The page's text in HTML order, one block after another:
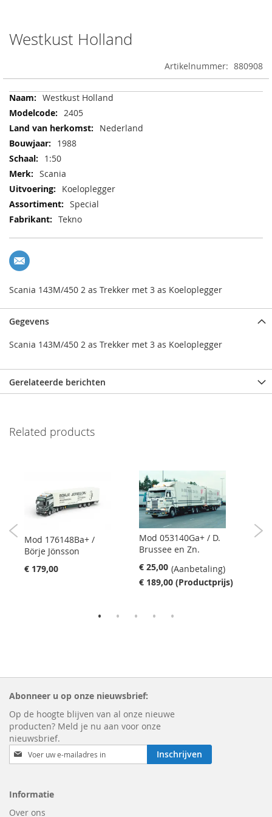
Westkust Holland
Artikelnummer 880908
Meer
informatie
Westkust Holland
2405
Nederland
1988
1:50
Scania
Koeloplegger
Special
Tekno
Scania 143M/450 2 as Trekker met 3 as Koeloplegger
naar
het
de
afbeeldingen-
Gegevens
Scania 143M/450 2 as Trekker met 3 as Koeloplegger
Gerelateerde berichten
Related products
Mod 176148Ba+ /
Börje Jönsson
€ 179,00
Mod 053140Ga+ / D.
Brussee en Zn.
€ 25,00 (Aanbetaling)
€ 189,00 (Productprijs)
Abonneer u op onze nieuwsbrief:
Op de hoogte blijven van al onze nieuwe
producten? Meld je nu aan voor onze
nieuwsbrief.
Email
Inschrijven
Informatie
Over ons